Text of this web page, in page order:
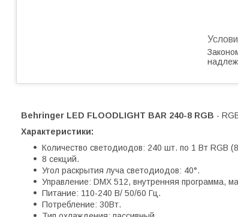
Behringer LED FLOODLIGHT BAR 240-8 RGB -
Характеристики:
Количество светодиодов: 240 шт. по 1 Вт RGB
8 секций.
Угол раскрытия луча светодиодов: 40°.
Управление: DMX 512, внутренняя программа,
Питание: 110-240 В/ 50/60 Гц.
Потребление: 30Вт.